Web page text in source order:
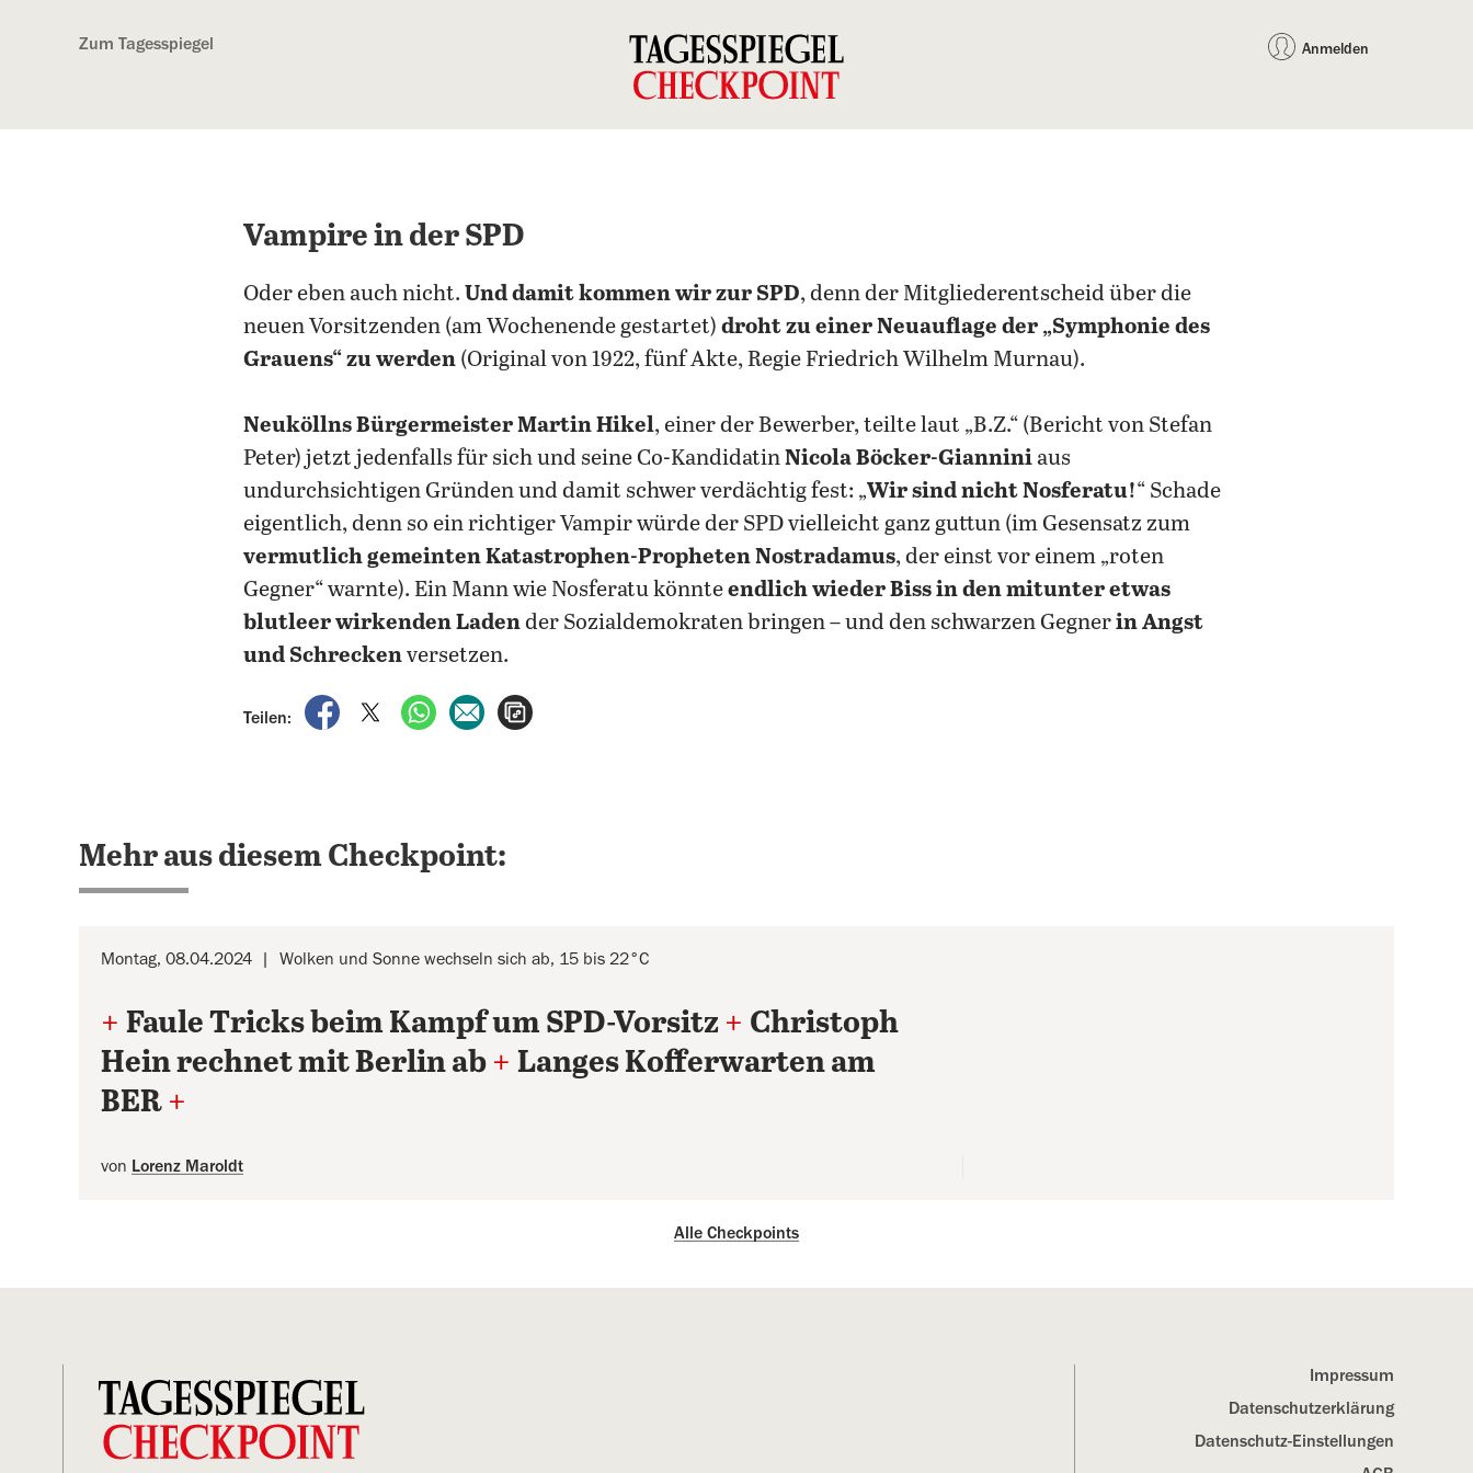
Zum Tagesspiegel Anmelden
Vampire in der SPD
Oder eben auch nicht. Und damit kommen wir zur SPD, denn der Mitgliederentscheid über die
neuen Vorsitzenden (am Wochenende gestartet) droht zu einer Neuauflage der „Symphonie des
Grauens“ zu werden (Original von 1922, fünf Akte, Regie Friedrich Wilhelm Murnau).
Neuköllns Bürgermeister Martin Hikel, einer der Bewerber, teilte laut „B.Z.“ (Bericht von Stefan
Peter) jetzt jedenfalls für sich und seine Co-KandidatinNicola Böcker-Giannini aus
undurchsichtigen Gründen und damit schwer verdächtig fest: „Wir sind nicht Nosferatu!“ Schade
eigentlich, denn so ein richtiger Vampir würde der SPD vielleicht ganz guttun (im Gesensatz zum
vermutlich gemeinten Katastrophen-Propheten Nostradamus, der einst vor einem „roten
Gegner“ warnte). Ein Mann wie Nosferatu könnteendlich wieder Biss in den mitunter etwas
blutleer wirkenden Ladender Sozialdemokraten bringen – und den schwarzen Gegnerin Angst
und Schreckenversetzen.
Teilen:
auf Facebook teilen
auf X teilenper WhatsApp teilen
per E-Mail teilen
Mehr aus diesem Checkpoint:
Montag, 08.04.2024 Wolken und Sonne wechseln sich ab, 15 bis 22°C
+ Faule Tricks beim Kampf um SPD-Vorsitz + Christoph
Hein rechnet mit Berlin ab + Langes Kofferwarten am
BER +
von Lorenz Maroldt
Alle Checkpoints
Impressum
Datenschutz­erklärung
Datenschutz-Einstellungen